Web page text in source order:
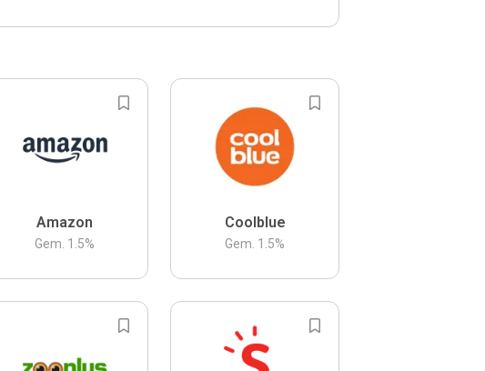
Amazon
Gem. 1.5%
Coolblue
Gem. 1.5%